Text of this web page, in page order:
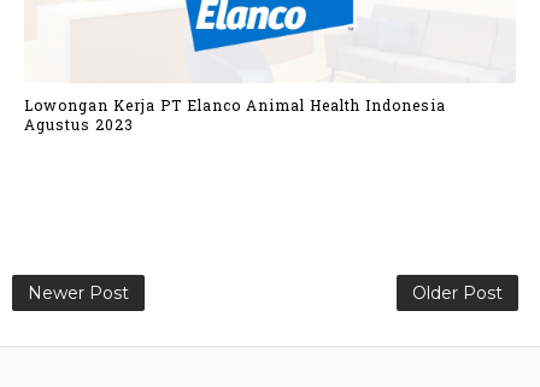
Lowongan Kerja PT Elanco Animal Health Indonesia
Agustus 2023
Newer Post Older Post